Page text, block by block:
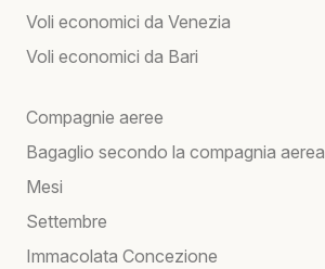
Voli economici da Venezia
Voli economici da Bari
Compagnie aeree
Bagaglio secondo la compagnia aerea
Mesi
Settembre
Immacolata Concezione